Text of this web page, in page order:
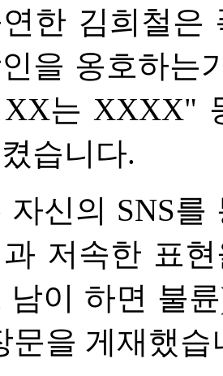
한 김희철은
을 옹호하는
XX는 XXXX"
습니다.
자신의 SNS
저속한 표
남이 하면 불
문을 게재했습